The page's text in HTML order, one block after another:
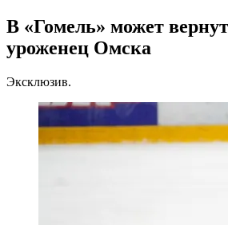
В «Гомель» может
уроженец Омска
Эксклюзив.